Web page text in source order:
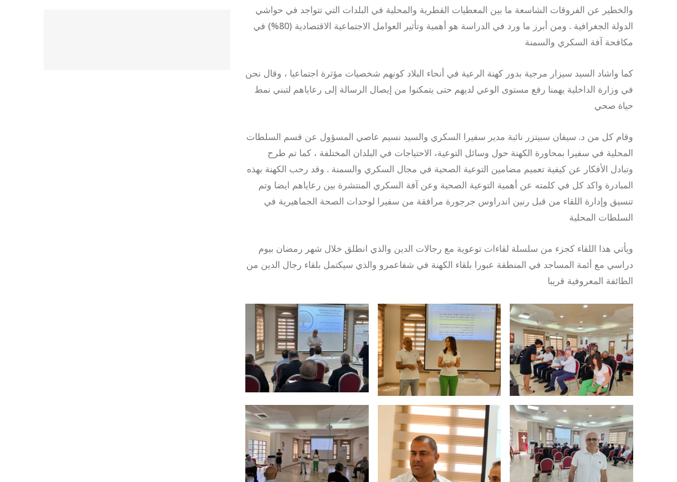
والخطير عن الفروقات الشاسعة ما بين المعطيات القطرية والمحلية في البلدات التي تتواجد في حواشي
الدولة الجغرافية . ومن أبرز ما ورد في الدراسة هو أهمية وتأثير العوامل الاجتماعية الاقتصادية (80%) في
مكافحة آفة السكري والسمنة
كما واشاد السيد سيزار مرجية بدور كهنة الرعية في أنحاء البلاد كونهم شخصيات مؤثرة اجتماعيا ، وقال نحن
في وزارة الداخلية يهمنا رفع مستوى الوعي لديهم حتى يتمكنوا من إيصال الرسالة إلى رعاياهم لتبني نمط
حياة صحي
وقام كل من د. سيفان سبيتزر نائبة مدير سفيرا السكري والسيد نسيم عاصي المسؤول عن قسم السلطات
المحلية في سفيرا بمحاورة الكهنة حول وسائل التوعية، الاحتياجات في البلدان المختلفة ، كما تم طرح
وتبادل الأفكار عن كيفية تعميم مضامين التوعية الصحية في مجال السكري والسمنة . وقد رحب الكهنة بهذه
المبادرة واكد كل في كلمته عن أهمية التوعية الصحية وعن آفة السكري المنتشرة بين رعاياهم ايضا وتم
تنسيق وإدارة اللقاء من قبل رنين اندراوس جرجورة مرافقة من سفيرا لوحدات الصحة الجماهيرية في
السلطات المحلية
ويأتي هذا اللقاء كجزء من سلسلة لقاءات توعوية مع رجالات الدين والذي انطلق خلال شهر رمضان بيوم
دراسي مع أئمة المساجد في المنطقة عبورا بلقاء الكهنة في شفاعمرو والذي سيكتمل بلقاء رجال الدين من
الطائفة المعروفية قريبا